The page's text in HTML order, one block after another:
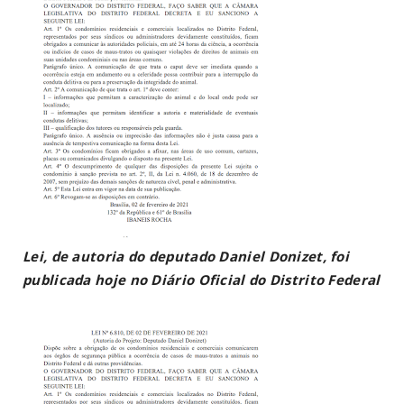
Lei, de autoria do deputado Daniel Donizet, foi
publicada hoje no Diário Oficial do Distrito Federal